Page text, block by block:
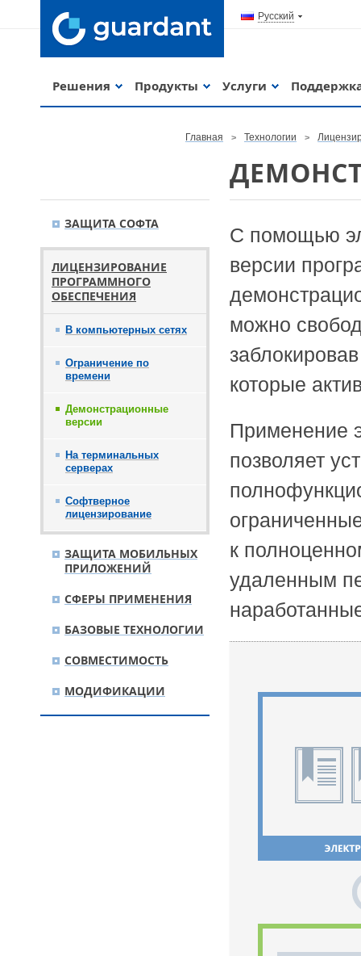
Русский
Решения Продукты Услуги
Главная Технологии
С помощью
версии
можно
которые
Применение
позволяет
к
удаленным
ЗАЩИТА СОФТА
ЛИЦЕНЗИРОВАНИЕ
ПРОГРАММНОГО
ОБЕСПЕЧЕНИЯ
В компьютерных сетях
Ограничение по
времени
Демонстрационные
версии
На терминальных
серверах
Софтверное
лицензирование
ЗАЩИТА МОБИЛЬНЫХ
ПРИЛОЖЕНИЙ
СФЕРЫ ПРИМЕНЕНИЯ
БАЗОВЫЕ ТЕХНОЛОГИИ
СОВМЕСТИМОСТЬ
МОДИФИКАЦИИ